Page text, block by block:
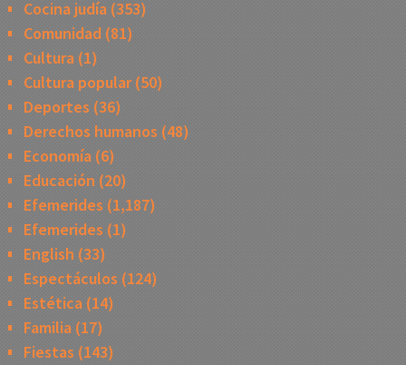
Cocina judía(353)
Comunidad(81)
Cultura(1)
Cultura popular(50)
Deportes (36)
Derechos humanos (48)
Economía(6)
Educación (20)
Efemerides (1,187)
Efemerides (1)
English (33)
Espectáculos (124)
Estética(14)
Familia(17)
Fiestas (143)